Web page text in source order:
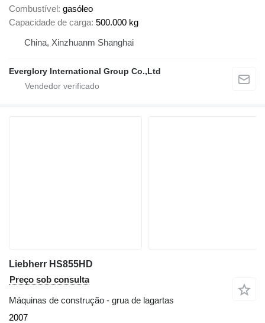
Combustível gasóleo
Capacidade de carga 500.000 kg
China, Xinzhuanm Shanghai
Everglory International Group Co.,Ltd
Liebherr HS855HD
Preço sob consulta
Máquinas de construção - grua de lagartas
2007